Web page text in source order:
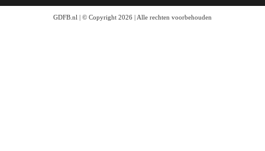
GDFB.nl | © Copyright 2026 | Alle rechten voorbehouden